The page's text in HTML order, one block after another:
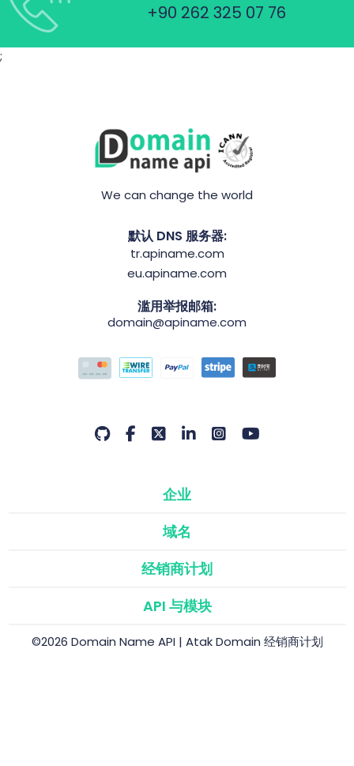
+90 262 325 07 76
;
We can change the world
默认 DNS 服务器:
tr.apiname.com
eu.apiname.com
滥用举报邮箱:
domain@apiname.com
企业
域名
经销商计划
API 与模块
©2026 Domain Name API | Atak Domain 经销商计划